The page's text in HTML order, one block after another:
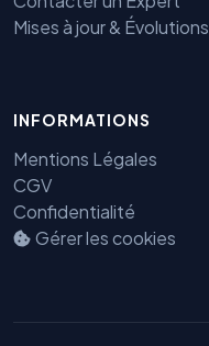
Mises à jour & Évolutions
INFORMATIONS
Mentions Légales
CGV
Confidentialité
Gérer les cookies